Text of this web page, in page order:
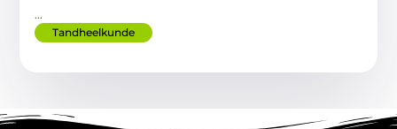
...
Tandheelkunde